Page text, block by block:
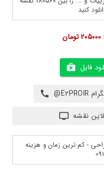
205000 تومان
فایل
نقشه
- کم ترین زمان و هزینه